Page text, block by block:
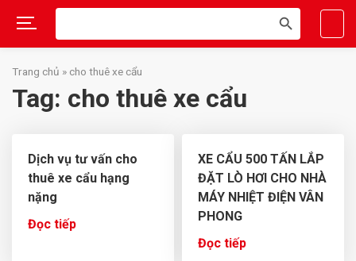
Skip
content
Search
SEARCH
BUTTON
Trang chủ » cho thuê xe cẩu
Tag: cho thuê xe cẩu
Dịch vụ tư vấn cho
thuê xe cẩu hạng
nặng
Đọc tiếp
XE CẨU 500 TẤN LẮP
ĐẶT LÒ HƠI CHO NHÀ
MÁY NHIỆT ĐIỆN VÂN
PHONG
Đọc tiếp